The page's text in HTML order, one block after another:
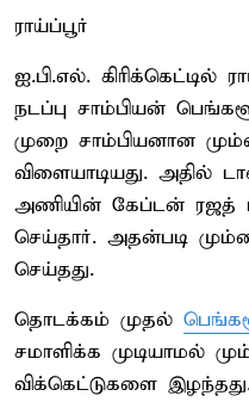
ராய்ப்பூர்
ஐ.பி.எல். கிரிக்கெட்டில்
நடப்பு சாம்பியன்
முறை சாம்பியனான
விளையாடியது. அதில்
அணியின் கேப்டன் ரஜத்
செய்தார். அதன்படி
செய்தது.
தொடக்கம் முதல்
சமாளிக்க முடியாமல்
விக்கெட்டுகளை